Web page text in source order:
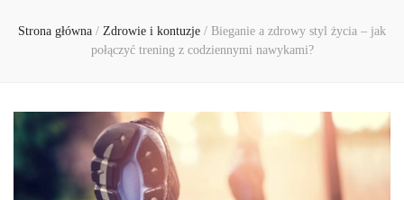
Strona główna / Zdrowie i kontuzje / Bieganie a zdrowy styl życia – jak
połączyć trening z codziennymi nawykami?